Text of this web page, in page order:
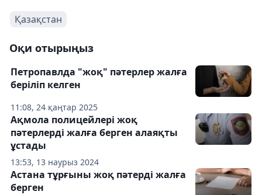
Қазақстан
Оқи отырыңыз
11:08, 24 қаңтар 2025
Петропавлда "жоқ" пәтерлер жалға
беріліп келген
13:53, 13 наурыз 2024
Ақмола полицейлері жоқ
пәтерлерді жалға берген алаяқты
ұстады
Астана тұрғыны жоқ пәтерді жалға
берген